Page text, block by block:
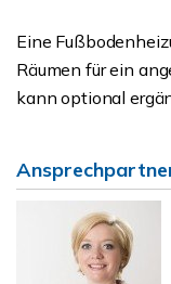
Eine
Räumen für ein
kann optional